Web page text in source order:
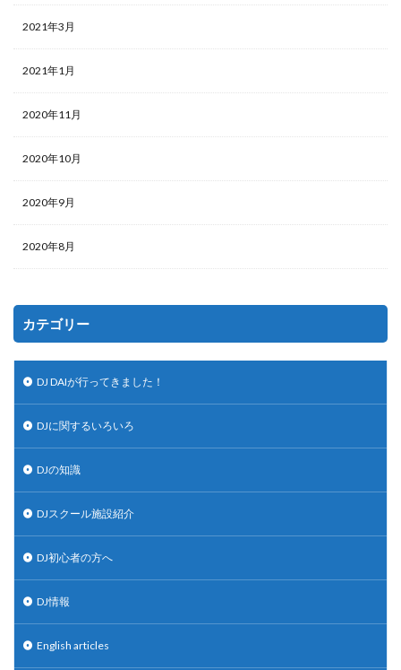
2021年3月
2021年1月
2020年11月
2020年10月
2020年9月
2020年8月
カテゴリー
DJ DAIが行ってきました！
DJに関するいろいろ
DJの知識
DJスクール施設紹介
DJ初心者の方へ
DJ情報
English articles